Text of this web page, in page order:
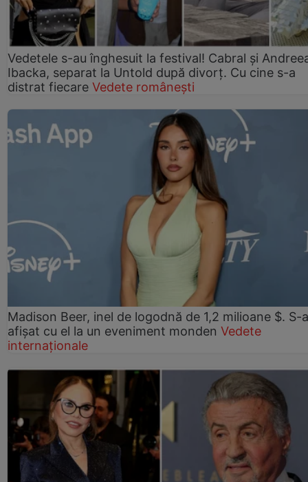
Vedetele s-au înghesuit la festival! Cabral și
Ibacka, separat la Untold după divorț. Cu cine s-a
distrat fiecare Vedete românești
Madison Beer, inel de logodnă de 1,2 milioane $. S-a
afișat cu el la un eveniment monden Vedete
internaționale